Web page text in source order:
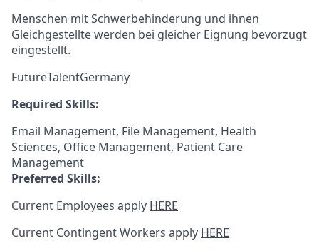
Menschen mit Schwerbehinderung und ihnen
Gleichgestellte werden bei gleicher Eignung bevorzugt
eingestellt.
FutureTalentGermany
Required Skills:
Email Management, File Management, Health
Sciences, Office Management, Patient Care
Management
Preferred Skills:
Current Employees apply HERE
Current Contingent Workers apply HERE